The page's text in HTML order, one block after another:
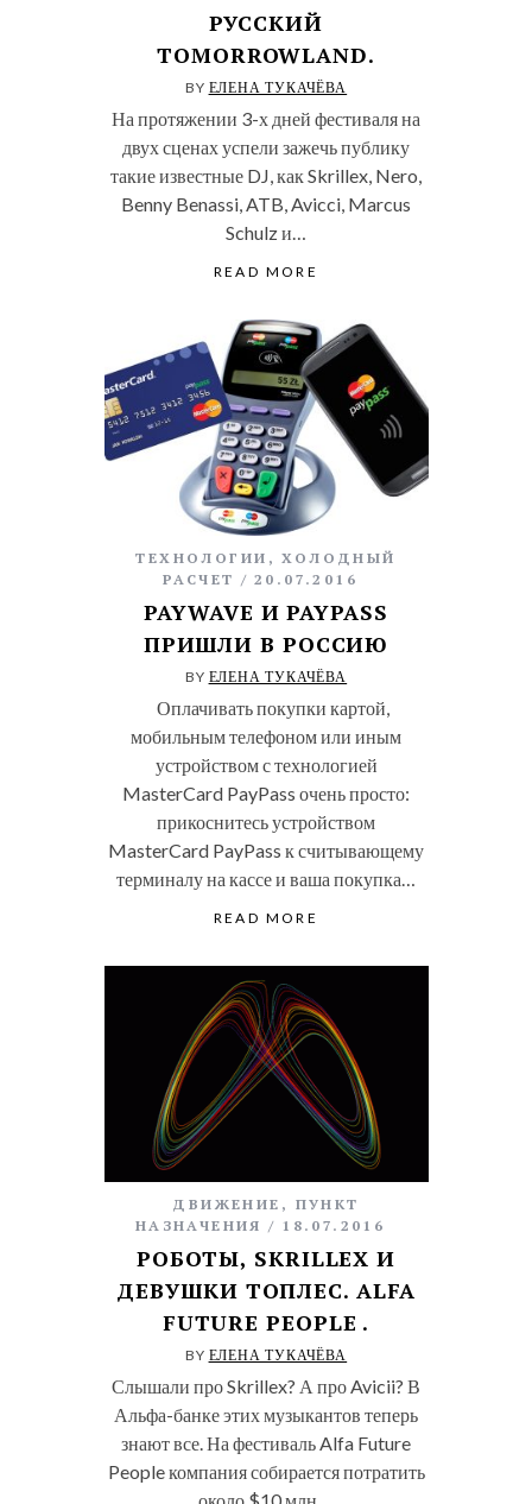
РУССКИЙ
TOMORROWLAND.
BY ЕЛЕНА ТУКАЧЁВА
На протяжении 3-х дней фестиваля на
двух сценах успели зажечь публику
такие известные DJ, как Skrillex, Nero,
Benny Benassi, ATB, Avicci, Marcus
Schulz и…
READ MORE
ТЕХНОЛОГИИ ,ХОЛОДНЫЙ
РАСЧЕТ
20.07.2016
PAYWAVE И PAYPASS
ПРИШЛИ В РОССИЮ
BY ЕЛЕНА ТУКАЧЁВА
Оплачивать покупки картой,
мобильным телефоном или иным
устройством с технологией
MasterCard PayPass очень просто:
прикоснитесь устройством
MasterCard PayPass к считывающему
терминалу на кассе и ваша покупка…
READ MORE
ДВИЖЕНИЕ , ПУНКТ
НАЗНАЧЕНИЯ
18.07.2016
РОБОТЫ, SKRILLEX И
ДЕВУШКИ ТОПЛЕС. ALFA
FUTURE PEOPLE .
BY ЕЛЕНА ТУКАЧЁВА
Слышали про Skrillex? А про Avicii? В
Альфа-банке этих музыкантов теперь
знают все. На фестиваль Alfa Future
People компания собирается потратить